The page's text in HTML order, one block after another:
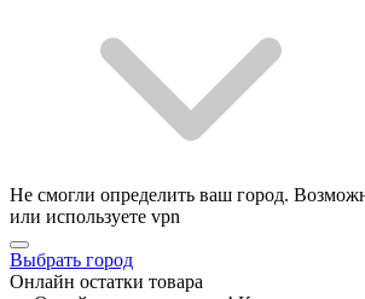
Не смогли определить ваш город.
или используете vpn
Выбрать город
Онлайн остатки товара